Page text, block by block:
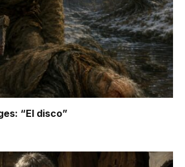
“El disco”